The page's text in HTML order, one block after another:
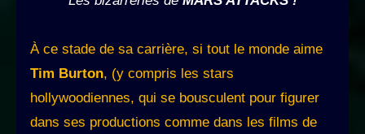
À ce stade de sa carrière, si tout le monde aime
Tim Burton, (y compris les stars
hollywoodiennes, qui se bousculent pour figurer
dans ses productions comme dans les films de